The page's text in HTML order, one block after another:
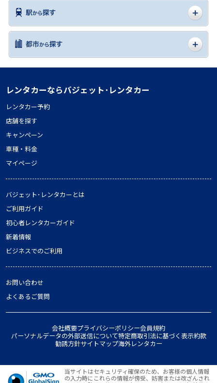
レンタカーならバジェット･レンタカー
レンタカー予約
店舗を探す
キャンペーン
車種・料金
マイページ
バジェット･レンタカーとは
ご利用ガイド
初心者レンタカーガイド
新着情報
ビジネスでのご利用
お問い合わせ
よくあるご質問
会社概要プライバシーポリシー会員規約
パーソナルデータの外部送信について特定商取引法に基づく表示約款
勧誘方針サイトマップ海外レンタカー
当サイトはセキュリティ確保のため、お客様の個人情報
の入力時にこれらの情報が傍受、妨害または改ざんされ